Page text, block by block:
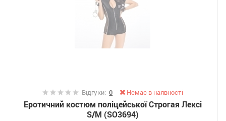
Відгуки:0 Немає в наявності
Еротичний костюм поліцейської Строгая Лексі
S/M (SO3694)